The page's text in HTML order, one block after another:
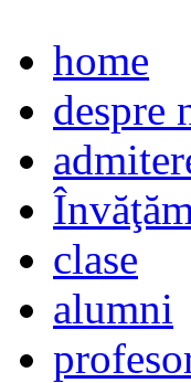
home
despre
clase
alumni